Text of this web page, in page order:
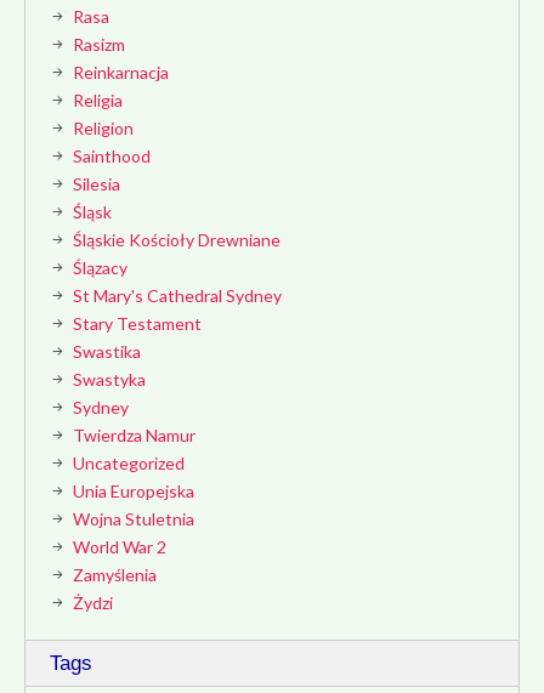
Rasa
Rasizm
Reinkarnacja
Religia
Religion
Sainthood
Silesia
Śląsk
Śląskie Kościoły Drewniane
Ślązacy
St Mary's Cathedral Sydney
Stary Testament
Swastika
Swastyka
Sydney
Twierdza Namur
Uncategorized
Unia Europejska
Wojna Stuletnia
World War 2
Zamyślenia
Żydzi
Tags